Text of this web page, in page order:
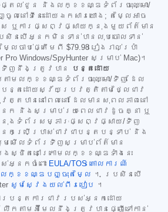
ផ្តល់ជូន និងលក្ខខណ្ឌទំព័រចុះឈ្មោះ/
នៅទីនេះដោយឯកសារយោង; តម្លៃអាច
េស ឬការផ្សព្វផ្សាយក្នុងមួយព័ត៌មាន
បើអ្នកមិនទាន់បានលុបចោលទាន់
ម្លៃចាប់ផ្តើមពី $79.98 រៀងរាល់ប្រាំ
Windows/SpyHunter សម្រាប់ Mac)។
ទិញនឹងត្រូវបាន
បន្តដោយ
ាមលក្ខខណ្ឌទំព័រចុះឈ្មោះ/ទិញ ដែល
ន្តដោយស្វ័យប្រវត្តិតាមថ្លៃជាវ
តបាននៅពេលនោះ ដែលមានសុពលភាពនៅ
និងសម្រាប់រយៈពេលជាវដូចគ្នា ឬ
នុងទំព័រសម្ភារៈផ្សព្វផ្សាយ/ទិញ
កប្រើប្រាស់ជាវជាបន្តបន្ទាប់ និង
មមើលទំព័រទិញសម្រាប់ព័ត៌មាន
ស្ថិតនៅក្រោមលក្ខខណ្ឌទាំងនេះ
នកចំពោះ EULA/TOS គោលការណ៍
លក្ខខណ្ឌបញ្ចុះតម្លៃ ។ ប្រសិនបើ
សូមស្វែងយល់ពីរបៀប ។
ារបន្តការជាវរបស់អ្នកដោយ
តាមអ៊ីមែលនឹងត្រូវបានផ្ញើទៅកាន់